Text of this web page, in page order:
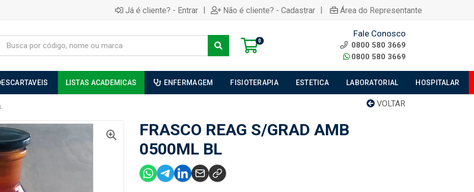
Já é cliente? - Entrar | Não é cliente? - Cadastrar | Área do Representante
0
Fale Conosco
0800 580 3669
0800 580 3669
LISTAS ACADEMICAS ENFERMAGEM FISIOTERAPIA ESTETICA LABORATORIAL HOSPITALAR
VOLTAR
FRASCO REAG S/GRAD AMB
0500ML BL